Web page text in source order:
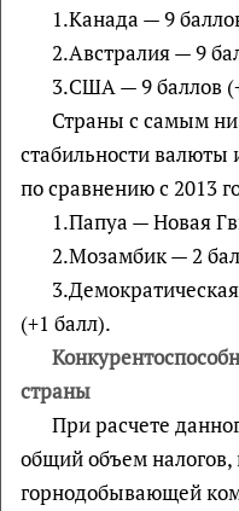
1.Канада — 9
2.Австралия — 9
3.США — 9 баллов
Страны с самым
стабильности валюты
по сравнению с 2013
1.Папуа — Новая
2.Мозамбик — 2
(+1 балл).
страны
При расчете
общий объем
горнодобывающей